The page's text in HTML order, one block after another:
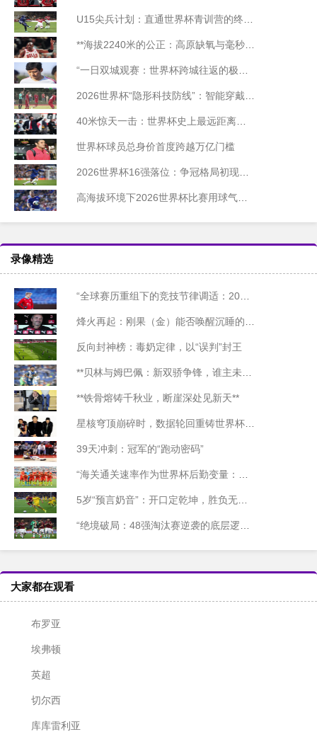
U15尖兵计划：直通世界杯青训营的终极选拔
**海拔2240米的公正：高原缺氧与毫秒级裁决**
“一日双城观赛：世界杯跨城往返的极限距离与时间边界”
2026世界杯“隐形科技防线”：智能穿戴监测设备合规部署与技术标准白皮书
40米惊天一击：世界杯史上最远距离进球诞生
世界杯球员总身价首度跨越万亿门槛
2026世界杯16强落位：争冠格局初现端倪
高海拔环境下2026世界杯比赛用球气压的智能动态调控系统设计
录像精选
“全球赛历重组下的竞技节律调适：2026世界杯备战体系的拓扑升级路径”
烽火再起：刚果（金）能否唤醒沉睡的非洲足球雄狮？
反向封神榜：毒奶定律，以“误判”封王
**贝林与姆巴佩：新双骄争锋，谁主未来十年沉浮？**
**铁骨熔铸千秋业，断崖深处见新天**
星核穹顶崩碎时，数据轮回重铸世界杯纪元
39天冲刺：冠军的“跑动密码”
“海关通关速率作为世界杯后勤变量：基于多国海关运作体系的战术评估框架”
5岁“预言奶音”：开口定乾坤，胜负无悬念
“绝境破局：48强淘汰赛逆袭的底层逻辑与致胜密码”
大家都在观看
布罗亚
埃弗顿
英超
切尔西
库库雷利亚